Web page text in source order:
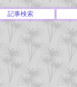
記事検索